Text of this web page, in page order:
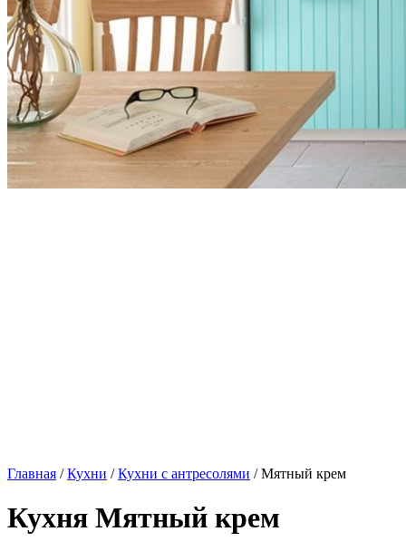
Главная /Кухни /Кухни с антресолями / Мятный крем
Кухня Мятный крем